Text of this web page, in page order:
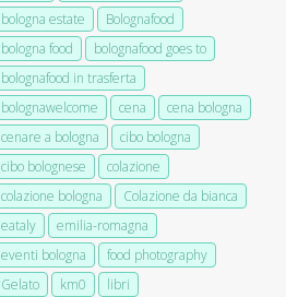
bologna estate
Bolognafood
bologna food
bolognafood goes to
bolognafood in trasferta
bolognawelcome
cena
cena bologna
cenare a bologna
cibo bologna
cibo bolognese
colazione
colazione bologna
Colazione da bianca
eataly
emilia-romagna
eventi bologna
food photography
Gelato
km0
libri